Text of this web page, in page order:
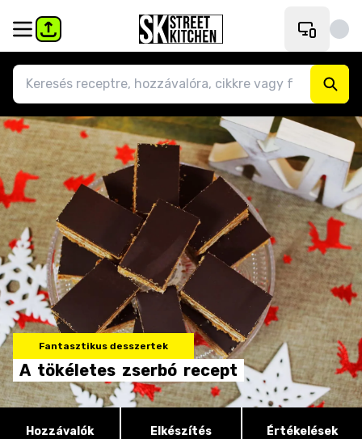
Fantasztikus desszertek
A tökéletes zserbó recept
Hozzávalók Elkészítés Értékelések